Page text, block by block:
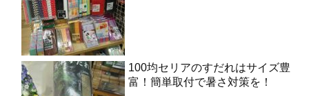
100均セリアのすだれはサイズ豊
富！簡単取付で暑さ対策を！